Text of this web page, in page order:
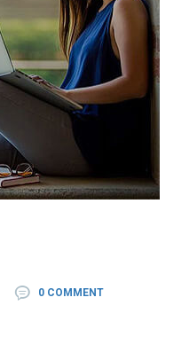
0 COMMENT